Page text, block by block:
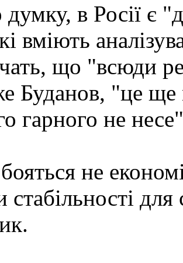
в Росії є
вміють
що "всюди
Буданов, "це ще
гарного не
не
стабільності